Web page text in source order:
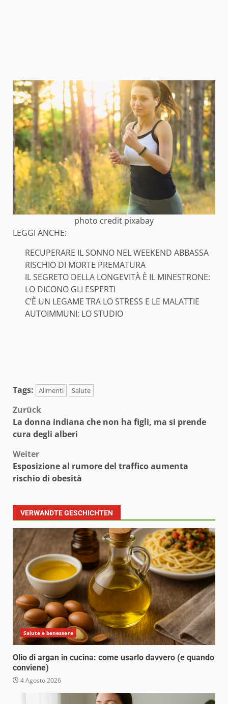
photo credit pixabay
LEGGI ANCHE:
RECUPERARE IL SONNO NEL WEEKEND ABBASSA
RISCHIO DI MORTE PREMATURA
IL SEGRETO DELLA LONGEVITÀ È IL MINESTRONE:
LO DICONO GLI ESPERTI
C’È UN LEGAME TRA LO STRESS E LE MALATTIE
AUTOIMMUNI: LO STUDIO
Tags: Alimenti Salute
Beitragsnavigation
Zurück
La donna indiana che non ha figli, ma si prende
cura degli alberi
Weiter
Esposizione al rumore del traffico aumenta
rischio di obesità
VERWANDTE GESCHICHTEN
Salute e benessere
Olio di argan in cucina: come usarlo davvero (e quando
conviene)
4 Agosto 2026